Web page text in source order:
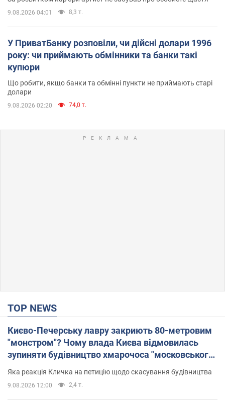
9.08.2026 04:01 8,3 т.
У ПриватБанку розповіли, чи дійсні долари 1996
року: чи приймають обмінники та банки такі
купюри
Що робити, якщо банки та обмінні пункти не приймають старі
долари
9.08.2026 02:20 74,0 т.
TOP NEWS
Києво-Печерську лавру закриють 80-метровим
"монстром"? Чому влада Києва відмовилась
зупиняти будівництво хмарочоса "московського
вірянина"
Яка реакція Кличка на петицію щодо скасування будівництва
9.08.2026 12:00 2,4 т.